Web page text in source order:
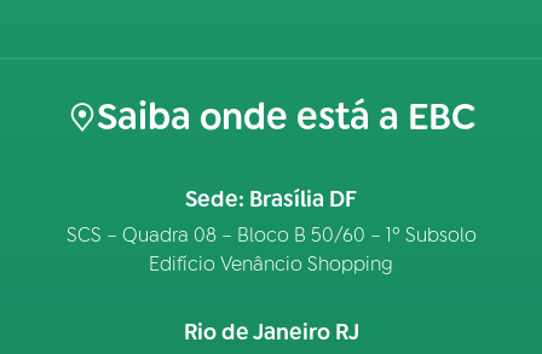
Saiba onde está a EBC
Sede: Brasília DF
SCS – Quadra 08 – Bloco B 50/60 – 1º Subsolo
Edifício Venâncio Shopping
Rio de Janeiro RJ